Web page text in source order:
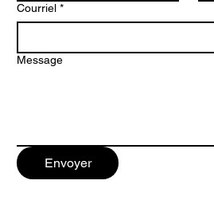
Courriel *
Message
Envoyer